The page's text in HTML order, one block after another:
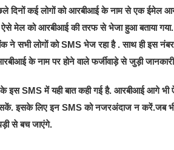
दिनों कई लोगों को आरबीआई के नाम से एक ईमेल आया
ऐसे मेल को आरबीआई की तरफ से भेजा हुआ बताया
ने सभी लोगों को SMS भेज रहा है . साथ ही इस
के नाम पर होने वाले फर्जीवाड़े से जुड़ी
के इस SMS में यही बात कही गई है. आरबीआई आगे
इसके लिए इन SMS को नजरअंदाज न करें.जब
से बच जाएंगे.